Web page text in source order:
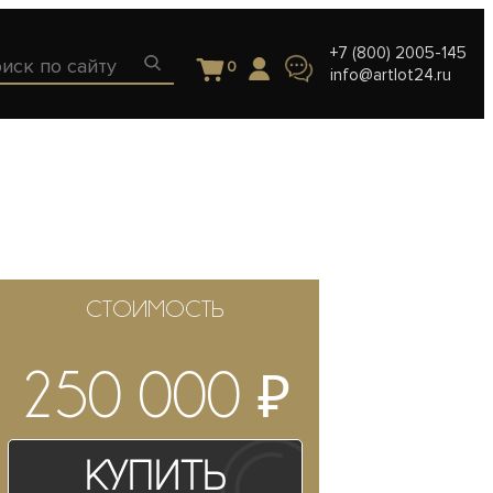
0
+7 (800) 2005-145
info@artlot24.ru
СТОИМОСТЬ
250 000 ₽
Купить